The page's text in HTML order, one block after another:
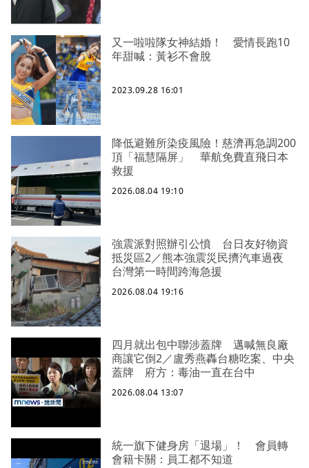
又一啦啦隊女神結婚！ 愛情長跑10
年甜喊：黃衫不會脫
2023.09.28 16:01
降低避難所染疫風險！慈濟再急調200
頂「福慧隔屏」 華航免費直飛日本
救援
2026.08.04 19:10
強震派對照辦引公憤 台日友好物資
抵災區2／熊本強震災民擠汽車過夜
台灣第一時間跨海急援
2026.08.04 19:16
四月就出包中聯涉蓋牌 邁喊無良廠
商讓它倒2／盧秀燕轟台糖吃案、中央
蓋牌 府方：毒油一直在台中
2026.08.04 13:07
統一旗下健身房「退場」！ 會員轉
會籍卡關：員工都不知道